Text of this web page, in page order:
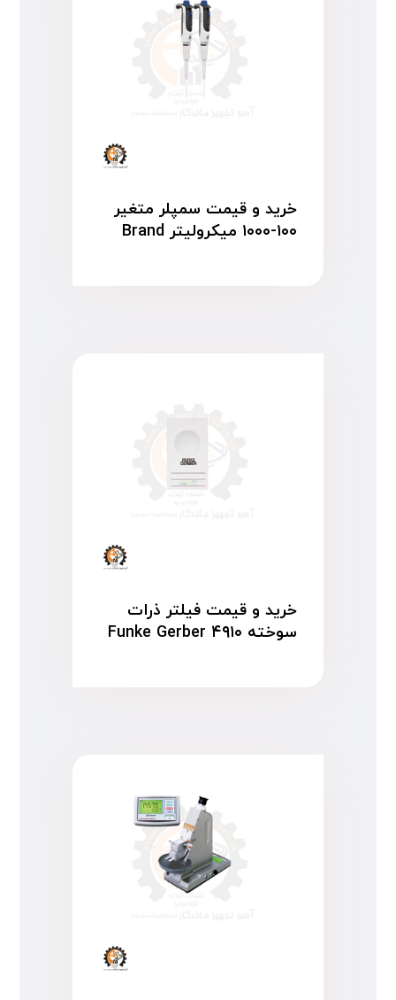
خرید و قیمت سمپلر متغیر
۱۰۰-۱۰۰۰ میکرولیتر Brand
خرید و قیمت فیلتر ذرات
سوخته Funke Gerber ۴۹۱۰